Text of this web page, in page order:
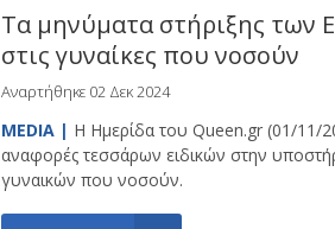
Τα μηνύματα στήριξης των
στις γυναίκες που νοσούν
Αναρτήθηκε 02 Δεκ 2024
MEDIA | Η Ημερίδα του Queen.gr (01/11/
αναφορές τεσσάρων ειδικών στην
γυναικών που νοσούν.